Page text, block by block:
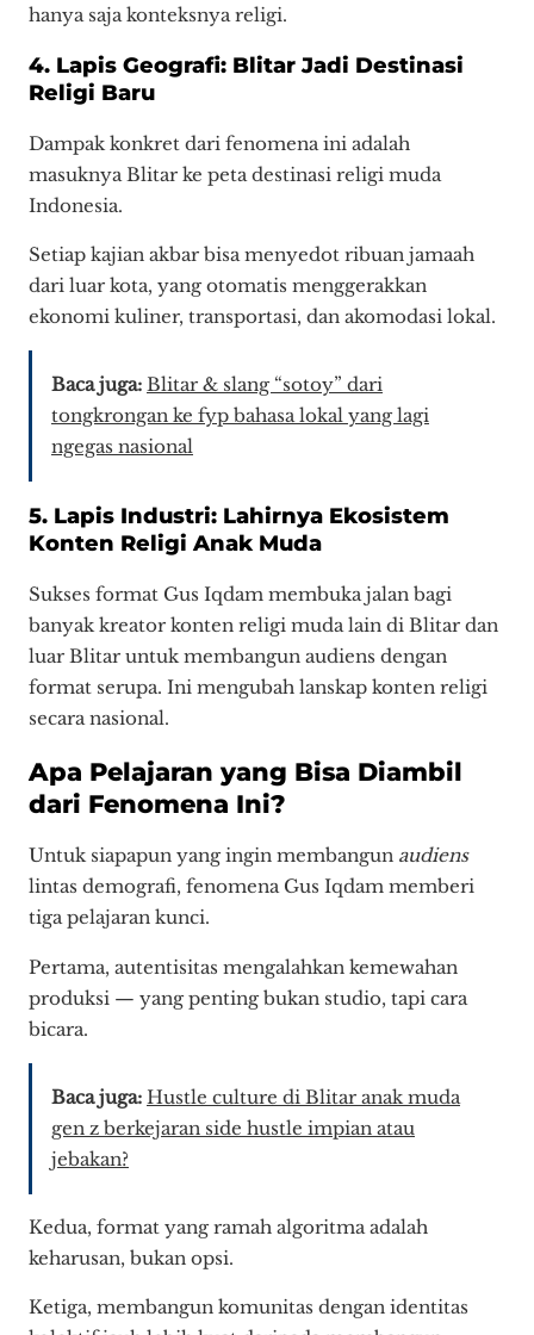
hanya saja konteksnya religi.
4. Lapis Geografi: Blitar Jadi Destinasi
Religi Baru
Dampak konkret dari fenomena ini adalah
masuknya Blitar ke peta destinasi religi muda
Indonesia.
Setiap kajian akbar bisa menyedot ribuan jamaah
dari luar kota, yang otomatis menggerakkan
ekonomi kuliner, transportasi, dan akomodasi lokal.
Baca juga: Blitar & slang “sotoy” dari
tongkrongan ke fyp bahasa lokal yang lagi
ngegas nasional
5. Lapis Industri: Lahirnya Ekosistem
Konten Religi Anak Muda
Sukses format Gus Iqdam membuka jalan bagi
banyak kreator konten religi muda lain di Blitar dan
luar Blitar untuk membangun audiens dengan
format serupa. Ini mengubah lanskap konten religi
secara nasional.
Apa Pelajaran yang Bisa Diambil
dari Fenomena Ini?
Untuk siapapun yang ingin membangun audiens
lintas demografi, fenomena Gus Iqdam memberi
tiga pelajaran kunci.
Pertama, autentisitas mengalahkan kemewahan
produksi — yang penting bukan studio, tapi cara
bicara.
Baca juga: Hustle culture di Blitar anak muda
gen z berkejaran side hustle impian atau
jebakan?
Kedua, format yang ramah algoritma adalah
keharusan, bukan opsi.
Ketiga, membangun komunitas dengan identitas